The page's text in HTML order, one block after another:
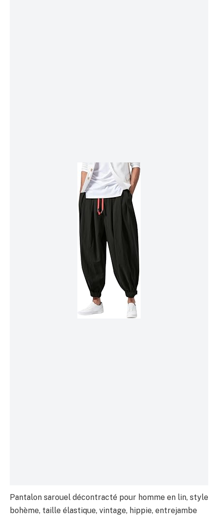
Pantalon sarouel décontracté pour homme en lin, style
bohème, taille élastique, vintage, hippie, entrejambe